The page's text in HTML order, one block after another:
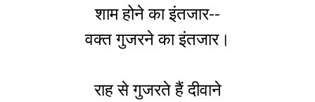
शाम होने का इंतजार--
वक्त गुजरने का इंतजार।
राह से गुजरते हैं दीवाने